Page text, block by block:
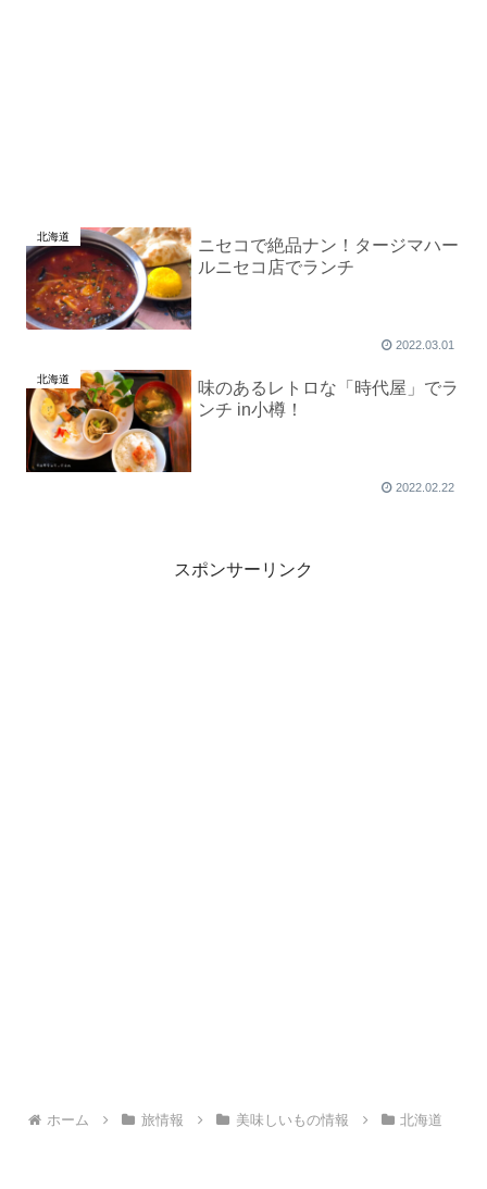
北海道
ニセコで絶品ナン！タージマハー
ルニセコ店でランチ
2022.03.01
北海道
味のあるレトロな「時代屋」でラ
ンチ in小樽！
2022.02.22
スポンサーリンク
ホーム 旅情報 美味しいもの情報 北海道